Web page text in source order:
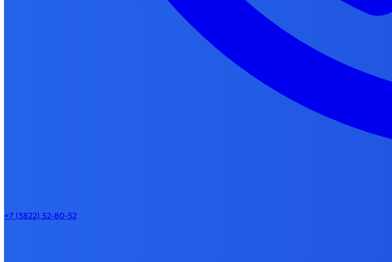
+7 (3822) 52-80-52